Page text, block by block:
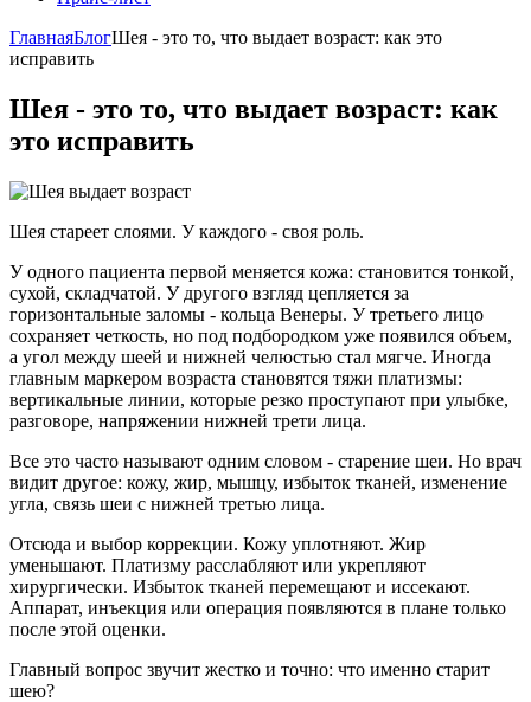
ГлавнаяБлогШея - это то, что выдает возраст: как это
исправить
Шея - это то, что выдает возраст: как
это исправить
Шея стареет слоями. У каждого - своя роль.
У одного пациента первой меняется кожа: становится тонкой,
сухой, складчатой. У другого взгляд цепляется за
горизонтальные заломы - кольца Венеры. У третьего лицо
сохраняет четкость, но под подбородком уже появился объем,
а угол между шеей и нижней челюстью стал мягче. Иногда
главным маркером возраста становятся тяжи платизмы:
вертикальные линии, которые резко проступают при улыбке,
разговоре, напряжении нижней трети лица.
Все это часто называют одним словом - старение шеи. Но врач
видит другое: кожу, жир, мышцу, избыток тканей, изменение
угла, связь шеи с нижней третью лица.
Отсюда и выбор коррекции. Кожу уплотняют. Жир
уменьшают. Платизму расслабляют или укрепляют
хирургически. Избыток тканей перемещают и иссекают.
Аппарат, инъекция или операция появляются в плане только
после этой оценки.
Главный вопрос звучит жестко и точно: что именно старит
шею?